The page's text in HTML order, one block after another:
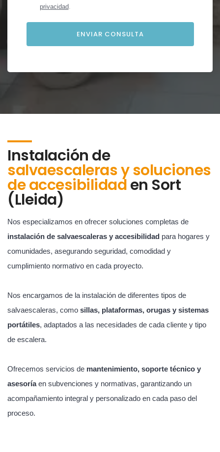
privacidad.
Instalación de
salvaescaleras y soluciones
de accesibilidaden Sort
(Lleida)
Nos especializamos en ofrecer soluciones completas de
instalación de salvaescaleras y accesibilidad para hogares y
comunidades, asegurando seguridad, comodidad y
cumplimiento normativo en cada proyecto.
Nos encargamos de la instalación de diferentes tipos de
salvaescaleras, como sillas, plataformas, orugas y sistemas
portátiles, adaptados a las necesidades de cada cliente y tipo
de escalera.
Ofrecemos servicios de mantenimiento, soporte técnico y
asesoríaen subvenciones y normativas, garantizando un
acompañamiento integral y personalizado en cada paso del
proceso.